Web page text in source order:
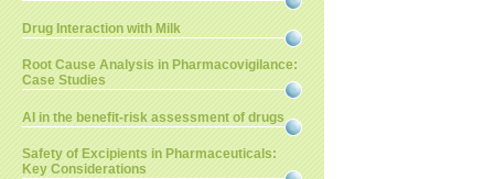
Drug Interaction with Milk
Root Cause Analysis in Pharmacovigilance:
Case Studies
AI in the benefit-risk assessment of drugs
Safety of Excipients in Pharmaceuticals:
Key Considerations